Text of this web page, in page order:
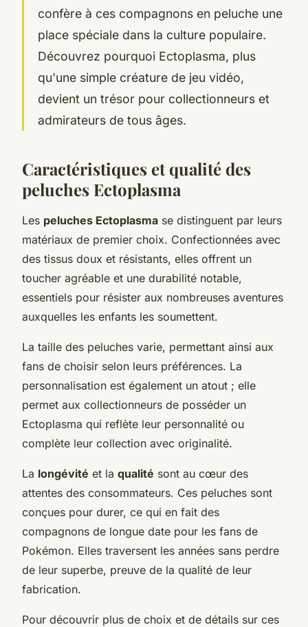
confère à ces compagnons en peluche une
place spéciale dans la culture populaire.
Découvrez pourquoi Ectoplasma, plus
qu'une simple créature de jeu vidéo,
devient un trésor pour collectionneurs et
admirateurs de tous âges.
Caractéristiques et qualité des
peluches Ectoplasma
Les peluches Ectoplasma se distinguent par leurs
matériaux de premier choix. Confectionnées avec
des tissus doux et résistants, elles offrent un
toucher agréable et une durabilité notable,
essentiels pour résister aux nombreuses aventures
auxquelles les enfants les soumettent.
La taille des peluches varie, permettant ainsi aux
fans de choisir selon leurs préférences. La
personnalisation est également un atout ; elle
permet aux collectionneurs de posséder un
Ectoplasma qui reflète leur personnalité ou
complète leur collection avec originalité.
La longévité et la qualité sont au cœur des
attentes des consommateurs. Ces peluches sont
conçues pour durer, ce qui en fait des
compagnons de longue date pour les fans de
Pokémon. Elles traversent les années sans perdre
de leur superbe, preuve de la qualité de leur
fabrication.
Pour découvrir plus de choix et de détails sur ces